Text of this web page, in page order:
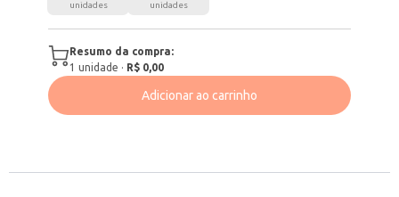
unidades unidades
Resumo da compra:
1 unidade · R$ 0,00
Adicionar ao carrinho